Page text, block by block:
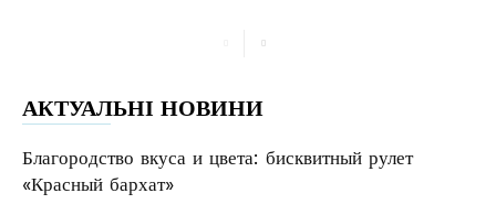
АКТУАЛЬНІ НОВИНИ
Благородство вкуса и цвета: бисквитный рулет
«Красный бархат»